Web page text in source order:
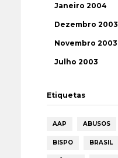
Janeiro 2004
Dezembro 2003
Novembro 2003
Julho 2003
Etiquetas
AAP ABUSOS
BISPO BRASIL